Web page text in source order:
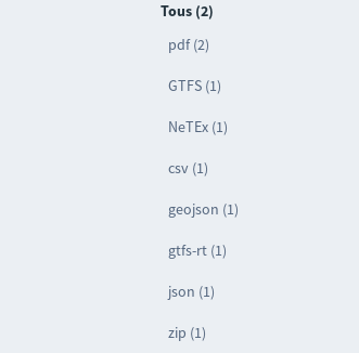
Tous (2)
pdf (2)
GTFS (1)
NeTEx (1)
csv (1)
geojson (1)
gtfs-rt (1)
json (1)
zip (1)